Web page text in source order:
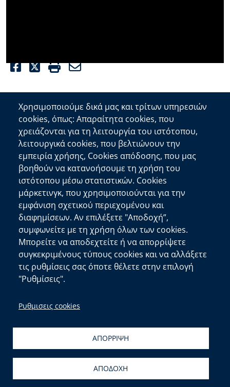
Facebook
Twitter
PrintEmail
Επικοινωνία
Αποκεντρωμένη Διοίκηση Κρήτης
Πλατεία Κουντουριώτη 71202 Ηράκλειο
Επικοινωνήστε μαζί μας
Χρήσιμοι Σύνδεσμοι
Ελληνική Κυβέρνηση
Ευρωπαϊκή Επιτροπή
Πληροφορίες Ιστότοπου
Διαύγεια
Δήλωση Προσβασιμότητας
Χρησιμοποιούμε δικά μας και τρίτων υπηρεσιών
cookies, όπως: Απαραίτητα cookies, που
χρειάζονται για τη λειτουργία του ιστότοπου,
λειτουργικά cookies, που βελτιώνουν την
εμπειρία χρήσης, Cookies απόδοσης, που μας
βοηθούν να κατανοήσουμε τη χρήση του
ιστότοπου μέσω στατιστικών. Cookies
μάρκετινγκ, που χρησιμοποιούνται για την
εμφάνιση σχετικού περιεχομένου και
διαφημίσεων. Αν επιλέξετε "Αποδοχή”,
συμφωνείτε με τη χρήση όλων των cookies.
Μπορείτε να αποδεχτείτε ή να απορρίψετε
συγκεκριμένους τύπους cookies και να αλλάξετε
τις ρυθμίσεις σας όποτε θέλετε στην επιλογή
"Ρυθμίσεις".
Ρυθμισεις cookies
ΑΠΟΡΡΙΨΗ
ΑΠΟΔΟΧΗ
copyright © 2026Δ/νση Πληροφορικής και
Υποστήριξης Συστημάτων & Αιγαίου Solutions